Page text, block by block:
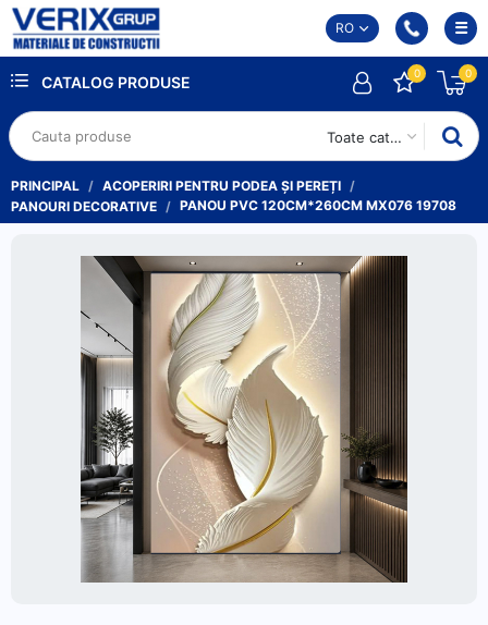
RO
CATALOG PRODUSE
Toate categoriile
0 0
PRINCIPAL
ACOPERIRI PENTRU PODEA ȘI PEREȚI
PANOURI DECORATIVE
PANOU PVC 120CM*260CM MX076 19708